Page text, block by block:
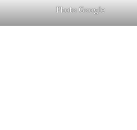
Photo Google